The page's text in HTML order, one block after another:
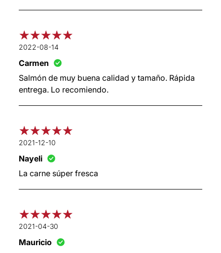
2022-08-14
Carmen
Salmón de muy buena calidad y tamaño. Rápida
entrega. Lo recomiendo.
2021-12-10
Nayeli
La carne súper fresca
2021-04-30
Mauricio